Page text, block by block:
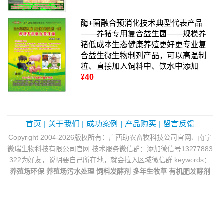
酶+菌融合预消化技术典型代表产品
——养猪专用复合益生菌——规模养
猪低成本生态健康养殖更好更专业复
合益生微生物制剂产品，可以高温制
粒、直接加入饲料中、饮水中添加
¥40
首页 关于我们 成功案例 产品购买 留言反馈
Copyright 2004-2026版权所有：广西助农畜牧科技公司官网、南宁
微瑞生物科技有限公司官网 技术服务微信群：添加微信号13277883
322为好友，说明要自己所在地，就会拉入区域微信群 keywords：
养殖场环保 养殖场污水处理 饲料发酵剂 多年生牧草 有机肥发酵剂